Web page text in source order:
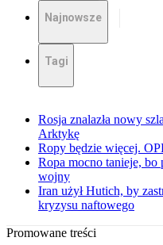
Najnowsze
Tagi
Rosja znalazła nowy
Arktykę
Ropy będzie więcej.
Ropa mocno tanieje, bo
wojny
Iran użył Hutich, by
kryzysu naftowego
Promowane treści